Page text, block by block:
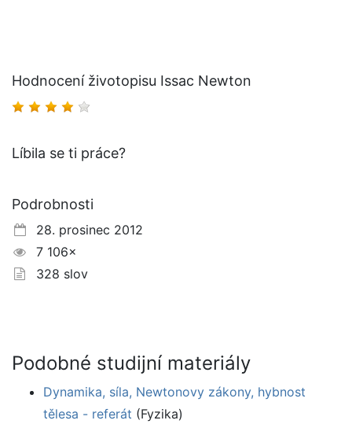
Hodnocení životopisu Issac Newton
Líbila se ti práce?
Podrobnosti
28. prosinec 2012
7 106×
328 slov
Podobné studijní materiály
Dynamika, síla, Newtonovy zákony, hybnost
tělesa - referát (Fyzika)